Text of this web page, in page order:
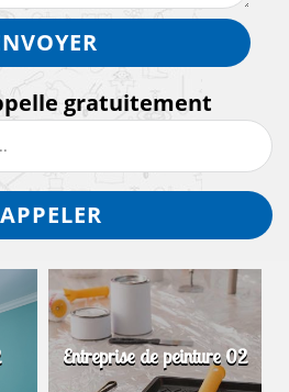
gratuitement
Entreprise de peinture 02